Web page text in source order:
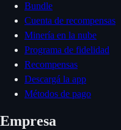
Bundle
Cuenta de recompensas
Minería en la nube
Programa de fidelidad
Recompensas
Descargá la app
Métodos de pago
Empresa